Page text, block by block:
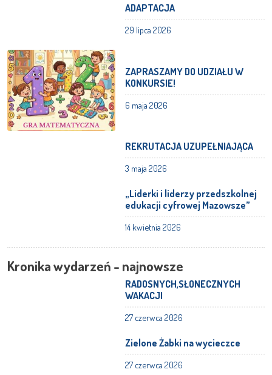
ADAPTACJA
29 lipca 2026
ZAPRASZAMY DO UDZIAŁU W
KONKURSIE!
6 maja 2026
REKRUTACJA UZUPEŁNIAJĄCA
3 maja 2026
„Liderki i liderzy przedszkolnej
edukacji cyfrowej Mazowsze”
14 kwietnia 2026
Kronika wydarzeń - najnowsze
RADOSNYCH,SŁONECZNYCH
WAKACJI
27 czerwca 2026
Zielone Żabki na wycieczce
27 czerwca 2026